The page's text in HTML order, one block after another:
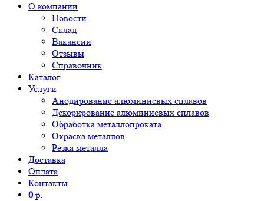
О компании
Новости
Склад
Вакансии
Отзывы
Справочник
Каталог
Услуги
Анодирование алюминиевых сплавов
Декорирование алюминиевых сплавов
Обработка металлопроката
Окраска металлов
Резка металла
Доставка
Оплата
Контакты
0 р.